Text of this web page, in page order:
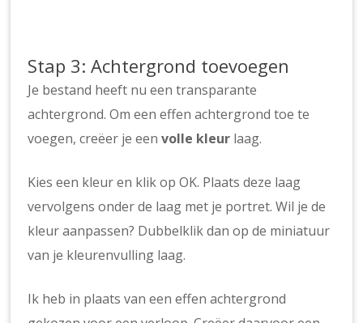
Stap 3: Achtergrond toevoegen
Je bestand heeft nu een transparante
achtergrond. Om een effen achtergrond toe te
voegen, creëer je eenvolle kleur laag.
Kies een kleur en klik op OK. Plaats deze laag
vervolgens onder de laag met je portret. Wil je de
kleur aanpassen? Dubbelklik dan op de miniatuur
van je kleurenvulling laag.
Ik heb in plaats van een effen achtergrond